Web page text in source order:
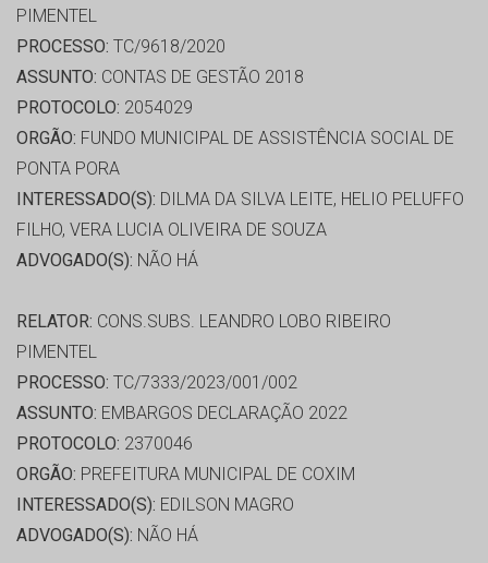
PIMENTEL
PROCESSO: TC/9618/2020
ASSUNTO: CONTAS DE GESTÃO 2018
PROTOCOLO: 2054029
ORGÃO: FUNDO MUNICIPAL DE ASSISTÊNCIA SOCIAL DE
PONTA PORA
INTERESSADO(S): DILMA DA SILVA LEITE, HELIO PELUFFO
FILHO, VERA LUCIA OLIVEIRA DE SOUZA
ADVOGADO(S): NÃO HÁ
RELATOR: CONS.SUBS. LEANDRO LOBO RIBEIRO
PIMENTEL
PROCESSO: TC/7333/2023/001/002
ASSUNTO: EMBARGOS DECLARAÇÃO 2022
PROTOCOLO: 2370046
ORGÃO: PREFEITURA MUNICIPAL DE COXIM
INTERESSADO(S): EDILSON MAGRO
ADVOGADO(S): NÃO HÁ